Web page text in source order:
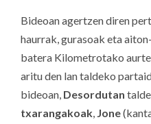
Bideoan agertzen diren
haurrak, gurasoak eta
batera Kilometrotako
aritu den lan taldeko
bideoan, Desordutan
txarangakoak, Jone